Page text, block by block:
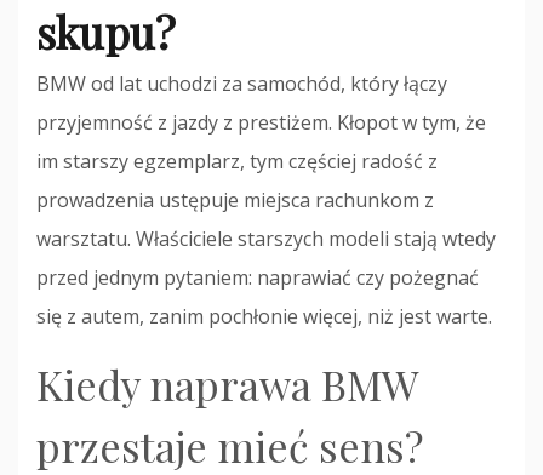
skupu?
BMW od lat uchodzi za samochód, który łączy
przyjemność z jazdy z prestiżem. Kłopot w tym, że
im starszy egzemplarz, tym częściej radość z
prowadzenia ustępuje miejsca rachunkom z
warsztatu. Właściciele starszych modeli stają wtedy
przed jednym pytaniem: naprawiać czy pożegnać
się z autem, zanim pochłonie więcej, niż jest warte.
Kiedy naprawa BMW
przestaje mieć sens?